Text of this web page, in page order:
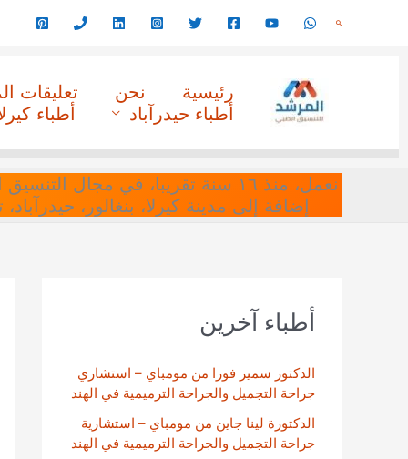
البحث
رئيسية نحن
تعليقات
أطباء حيدرآباد
أطباء
نعمل، منذ ١٦ سنة تقريبا، في
إضافة إلى مدينة كيرلا، بنغالور،
أطباء آخرين
الدكتور سمير فورا من مومباي – استشاري
جراحة التجميل والجراحة الترميمية في الهند
الدكتورة لينا جاين من مومباي – استشارية
جراحة التجميل والجراحة الترميمية في الهند